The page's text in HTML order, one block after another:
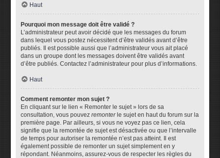
Haut
Pourquoi mon message doit être validé ?
L’administrateur peut avoir décidé que les messages du forum
dans lequel vous postez nécessitent d’être validés avant d’être
publiés. Il est possible aussi que l’administrateur vous ait placé
dans un groupe dont les messages doivent être validés avant
d’être publiés. Contactez l’administrateur pour plus d’informations.
Haut
Comment remonter mon sujet ?
En cliquant sur le lien « Remonter le sujet » lors de sa
consultation, vous pouvezremonterle sujet en haut du forum sur la
première page. Par ailleurs, si vous ne voyez pas ce lien, cela
signifie que la remontée de sujet est désactivée ou que l’intervalle
de temps pour autoriser la remontée n’est pas atteint. Il est
également possible de remonter un sujet simplement en y
répondant. Néanmoins, assurez-vous de respecter les règles du